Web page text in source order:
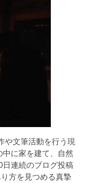
や文筆活動を行う現
に家を建て、自然
日連続のブログ投稿
方を見つめる真摯